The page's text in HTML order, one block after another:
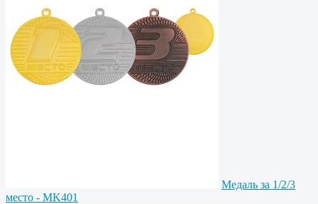
Медаль за 1/2/3
место - MK401